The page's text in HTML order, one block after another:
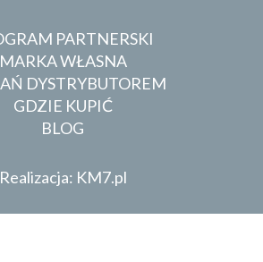
PARTNERSKI
MARKA WŁASNA
DYSTRYBUTOREM
GDZIE KUPIĆ
BLOG
Realizacja: KM7.pl